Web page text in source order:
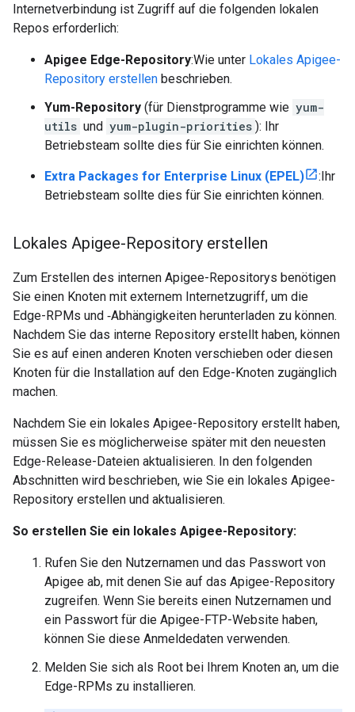
Internetverbindung ist Zugriff auf die folgenden lokalen
Repos erforderlich:
Apigee Edge-Repository:Wie unter Lokales Apigee-
Repository erstellen beschrieben.
Yum-Repository (für Dienstprogramme wie yum-
utils und yum-plugin-priorities ): Ihr
Betriebsteam sollte dies für Sie einrichten können.
Extra Packages for Enterprise Linux (EPEL)
:Ihr
Betriebsteam sollte dies für Sie einrichten können.
Lokales Apigee-Repository erstellen
Zum Erstellen des internen Apigee-Repositorys benötigen
Sie einen Knoten mit externem Internetzugriff, um die
Edge-RPMs und ‑Abhängigkeiten herunterladen zu können.
Nachdem Sie das interne Repository erstellt haben, können
Sie es auf einen anderen Knoten verschieben oder diesen
Knoten für die Installation auf den Edge-Knoten zugänglich
machen.
Nachdem Sie ein lokales Apigee-Repository erstellt haben,
müssen Sie es möglicherweise später mit den neuesten
Edge-Release-Dateien aktualisieren. In den folgenden
Abschnitten wird beschrieben, wie Sie ein lokales Apigee-
Repository erstellen und aktualisieren.
So erstellen Sie ein lokales Apigee-Repository:
Rufen Sie den Nutzernamen und das Passwort von
Apigee ab, mit denen Sie auf das Apigee-Repository
zugreifen. Wenn Sie bereits einen Nutzernamen und
ein Passwort für die Apigee-FTP-Website haben,
können Sie diese Anmeldedaten verwenden.
Melden Sie sich als Root bei Ihrem Knoten an, um die
Edge-RPMs zu installieren.